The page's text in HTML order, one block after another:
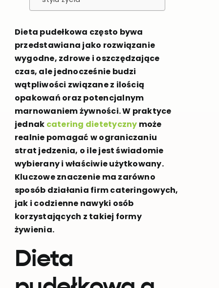
Dieta pudełkowa często bywa
przedstawiana jako rozwiązanie
wygodne, zdrowe i oszczędzające
czas, ale jednocześnie budzi
wątpliwości związane z ilością
opakowań oraz potencjalnym
marnowaniem żywności. W praktyce
jednak catering dietetyczny może
realnie pomagać w ograniczaniu
strat jedzenia, o ile jest świadomie
wybierany i właściwie użytkowany.
Kluczowe znaczenie ma zarówno
sposób działania firm cateringowych,
jak i codzienne nawyki osób
korzystających z takiej formy
żywienia.
Dieta